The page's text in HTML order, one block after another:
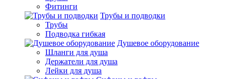
Фитинги
Трубы и подводки
Трубы
Подводка гибкая
Душевое оборудование
Шланги для душа
Держатели для душа
Лейки для душа